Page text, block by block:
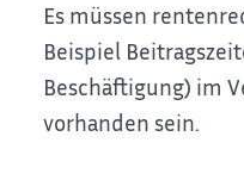
Es müssen
Beispiel
Beschäftigung) im
vorhanden sein.